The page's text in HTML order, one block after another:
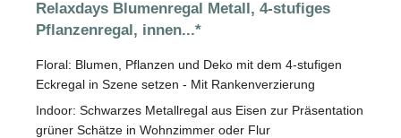
Relaxdays Blumenregal Metall, 4-stufiges
Pflanzenregal, innen...*
Floral: Blumen, Pflanzen und Deko mit dem 4-stufigen
Eckregal in Szene setzen - Mit Rankenverzierung
Indoor: Schwarzes Metallregal aus Eisen zur Präsentation
grüner Schätze in Wohnzimmer oder Flur